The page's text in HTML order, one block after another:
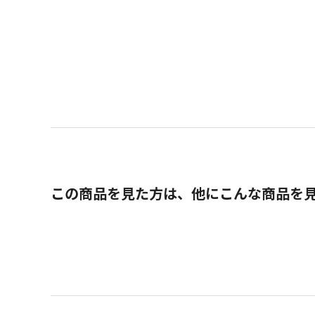
この商品を見た方は、他にこんな商品を